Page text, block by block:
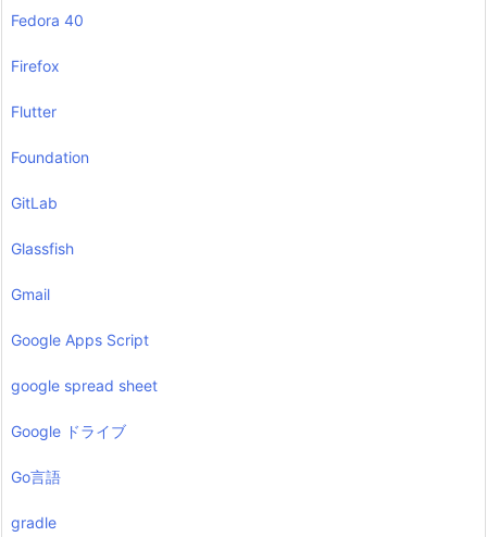
Fedora 40
Firefox
Flutter
Foundation
GitLab
Glassfish
Gmail
Google Apps Script
google spread sheet
Google ドライブ
Go言語
gradle